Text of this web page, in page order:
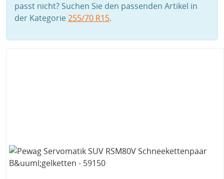
passt nicht? Suchen Sie den passenden Artikel in
der Kategorie255/70 R15.